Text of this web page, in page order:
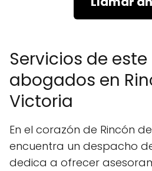
Servicios de
abogados en
Victoria
En el corazón de Rincón
encuentra un despacho
dedica a ofrecer